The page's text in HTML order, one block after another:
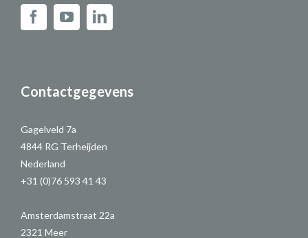
Contactgegevens
Gagelveld 7a
4844 RG Terheijden
Nederland
+31 (0)76 593 41 43
Amsterdamstraat 22a
2321 Meer